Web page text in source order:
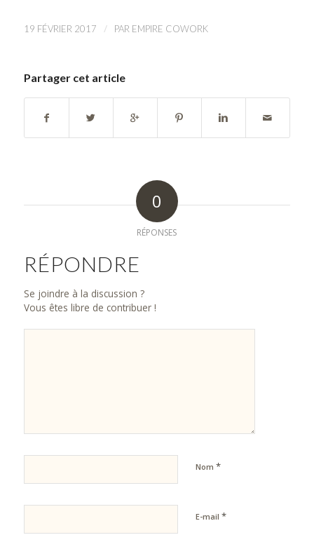
19 FÉVRIER 2017 / PAR EMPIRE COWORK
Partager cet article
0
RÉPONSES
RÉPONDRE
Se joindre à la discussion ?
Vous êtes libre de contribuer !
Nom *
E-mail *